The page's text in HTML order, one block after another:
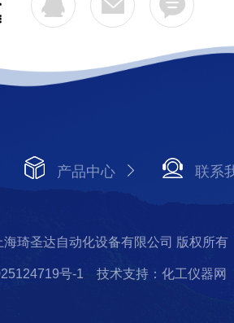
产品中心 联系
琦圣达自动化设备有限公司 版权所有
号-1
技术支持：化工仪器网